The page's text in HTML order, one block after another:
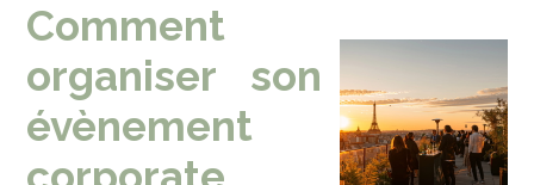
Comment
organiser son
évènement